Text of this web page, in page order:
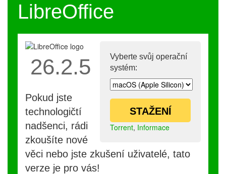
LibreOffice
Vyberte svůj operační
systém:
STAŽENÍ
Torrent, Informace
26.2.5
Pokud jste
technologičtí
nadšenci, rádi
zkoušíte nové
věci nebo jste zkušení uživatelé, tato
verze je pro vás!